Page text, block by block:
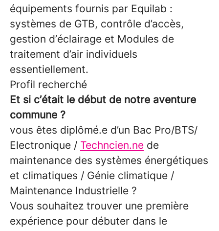
équipements fournis par Equilab :
systèmes de GTB, contrôle d’accès,
gestion d’éclairage et Modules de
traitement d’air individuels
essentiellement.
Profil recherché
Et si c’était le début de notre aventure
commune ?
vous êtes diplômé.e d’un Bac Pro/BTS/
Electronique / Techncien.ne de
maintenance des systèmes énergétiques
et climatiques / Génie climatique /
Maintenance Industrielle ?
Vous souhaitez trouver une première
expérience pour débuter dans le